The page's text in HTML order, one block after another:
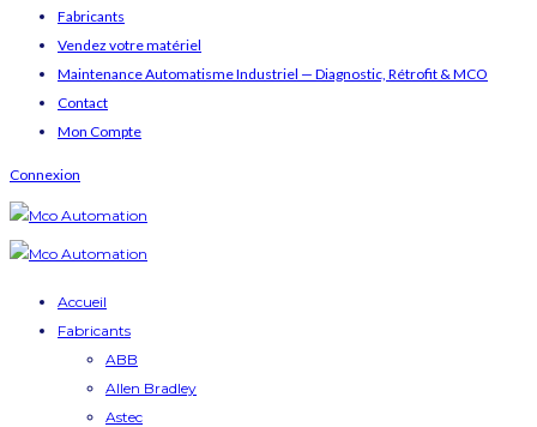
Fabricants
Vendez votre matériel
Maintenance Automatisme Industriel — Diagnostic, Rétrofit & MCO
Contact
Mon Compte
Connexion
Accueil
Fabricants
ABB
Allen Bradley
Astec